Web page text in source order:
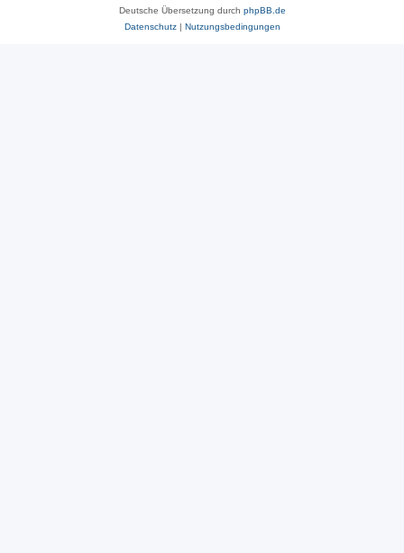
Deutsche Übersetzung durch phpBB.de
Datenschutz| Nutzungsbedingungen